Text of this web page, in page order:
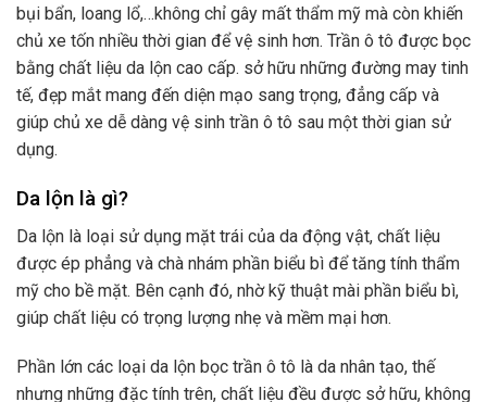
bụi bẩn, loang lổ,…không chỉ gây mất thẩm mỹ mà còn khiến
chủ xe tốn nhiều thời gian để vệ sinh hơn. Trần ô tô được bọc
bằng chất liệu da lộn cao cấp. sở hữu những đường may tinh
tế, đẹp mắt mang đến diện mạo sang trọng, đẳng cấp và
giúp chủ xe dễ dàng vệ sinh trần ô tô sau một thời gian sử
dụng.
Da lộn là gì?
Da lộn là loại sử dụng mặt trái của da động vật, chất liệu
được ép phẳng và chà nhám phần biểu bì để tăng tính thẩm
mỹ cho bề mặt. Bên cạnh đó, nhờ kỹ thuật mài phần biểu bì,
giúp chất liệu có trọng lượng nhẹ và mềm mại hơn.
Phần lớn các loại da lộn bọc trần ô tô là da nhân tạo, thế
nhưng những đặc tính trên, chất liệu đều được sở hữu, không